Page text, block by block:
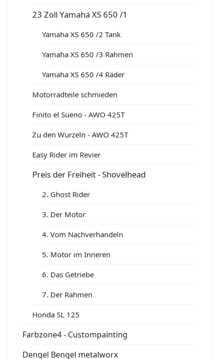
23 Zoll Yamaha XS 650 /1
Yamaha XS 650 /2 Tank
Yamaha XS 650 /3 Rahmen
Yamaha XS 650 /4 Räder
Motorradteile schmieden
Finito el Sueno - AWO 425T
Zu den Wurzeln - AWO 425T
Easy Rider im Revier
Preis der Freiheit - Shovelhead
2. Ghost Rider
3. Der Motor
4. Vom Nachverhandeln
5. Motor im Inneren
6. Das Getriebe
7. Der Rahmen
Honda SL 125
Farbzone4 - Custompainting
Dengel Bengel metalworx